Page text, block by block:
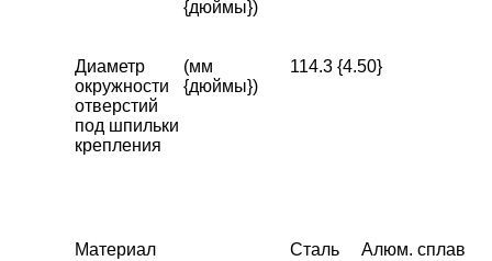
{дюймы})
Диаметр
окружности
отверстий
под шпильки
крепления
(мм
{дюймы})
114.3 {4.50}
Материал Сталь Алюм. сплав